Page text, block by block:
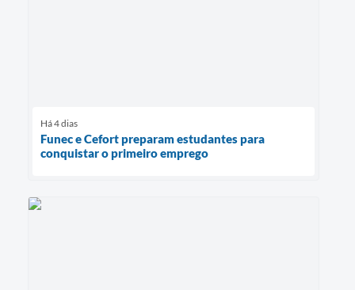
Há 4 dias
Funec e Cefort preparam estudantes para
conquistar o primeiro emprego